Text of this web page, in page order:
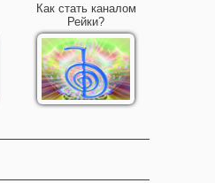
Как стать каналом
Рейки?